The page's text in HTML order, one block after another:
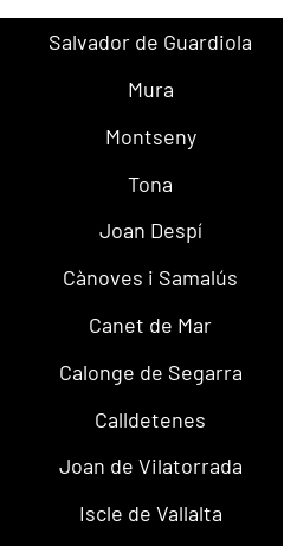
Salvador de Guardiola
Mura
Montseny
Tona
Joan Despí
Cànoves i Samalús
Canet de Mar
Calonge de Segarra
Calldetenes
Joan de Vilatorrada
Iscle de Vallalta